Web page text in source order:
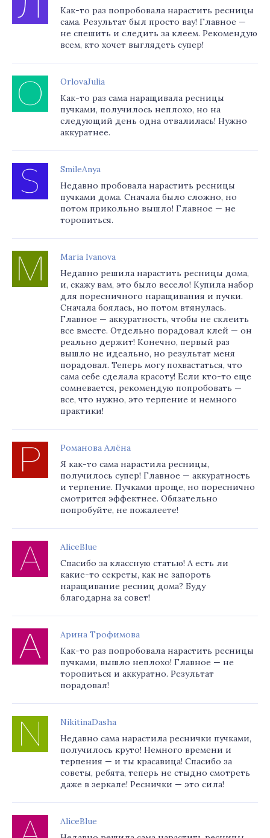
Как-то раз попробовала нарастить ресницы
сама. Результат был просто вау! Главное —
не спешить и следить за клеем. Рекомендую
всем, кто хочет выглядеть супер!
OrlovaJulia
Как-то раз сама наращивала ресницы
пучками, получилось неплохо, но на
следующий день одна отвалилась! Нужно
аккуратнее.
SmileAnya
Недавно пробовала нарастить ресницы
пучками дома. Сначала было сложно, но
потом прикольно вышло! Главное — не
торопиться.
Maria Ivanova
Недавно решила нарастить ресницы дома,
и, скажу вам, это было весело! Купила набор
для поресничного наращивания и пучки.
Сначала боялась, но потом втянулась.
Главное — аккуратность, чтобы не склеить
все вместе. Отдельно порадовал клей — он
реально держит! Конечно, первый раз
вышло не идеально, но результат меня
порадовал. Теперь могу похвастаться, что
сама себе сделала красоту! Если кто-то еще
сомневается, рекомендую попробовать —
все, что нужно, это терпение и немного
практики!
Романова Алёна
Я как-то сама нарастила ресницы,
получилось супер! Главное — аккуратность
и терпение. Пучками проще, но пореснично
смотрится эффектнее. Обязательно
попробуйте, не пожалеете!
AliceBlue
Спасибо за классную статью! А есть ли
какие-то секреты, как не запороть
наращивание ресниц дома? Буду
благодарна за совет!
Арина Трофимова
Как-то раз попробовала нарастить ресницы
пучками, вышло неплохо! Главное — не
торопиться и аккуратно. Результат
порадовал!
NikitinaDasha
Недавно сама нарастила реснички пучками,
получилось круто! Немного времени и
терпения — и ты красавица! Спасибо за
советы, ребята, теперь не стыдно смотреть
даже в зеркале! Реснички — это сила!
AliceBlue